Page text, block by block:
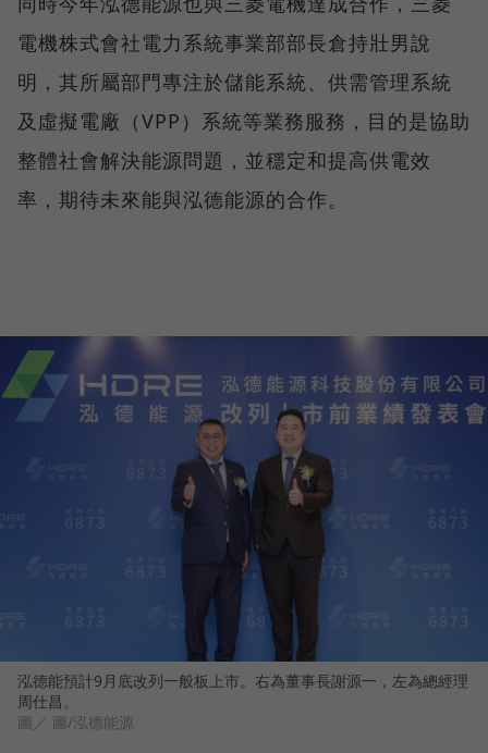
電機株式會社電力系統事業部部長倉持壯男說
明，其所屬部門專注於儲能系統、供需管理系統
及虛擬電廠（VPP）系統等業務服務，目的是協助
整體社會解決能源問題，並穩定和提高供電效
率，期待未來能與泓德能源的合作。
泓德能預計9月底改列一般板上市。右為董事長謝源一，左為總經理
周仕昌。
圖／ 圖/泓德能源